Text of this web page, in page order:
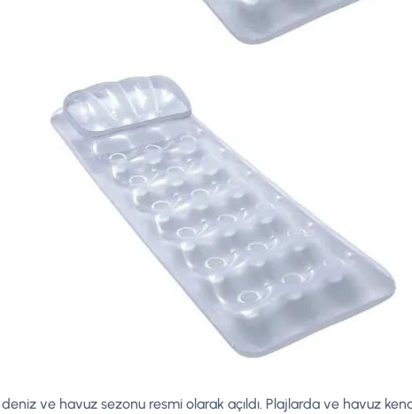
ve havuz sezonu resmi olarak açıldı. Plajlarda ve havuz